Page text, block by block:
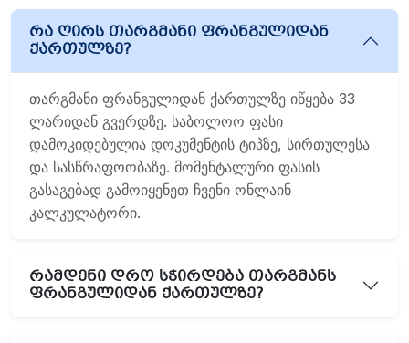
რა ღირს თარგმანი ფრანგულიდან
ქართულზე?
თარგმანი ფრანგულიდან ქართულზე იწყება 33
ლარიდან გვერდზე. საბოლოო ფასი
დამოკიდებულია დოკუმენტის ტიპზე, სირთულესა
და სასწრაფოობაზე. მომენტალური ფასის
გასაგებად გამოიყენეთ ჩვენი ონლაინ
კალკულატორი.
რამდენი დრო სჭირდება თარგმანს
ფრანგულიდან ქართულზე?